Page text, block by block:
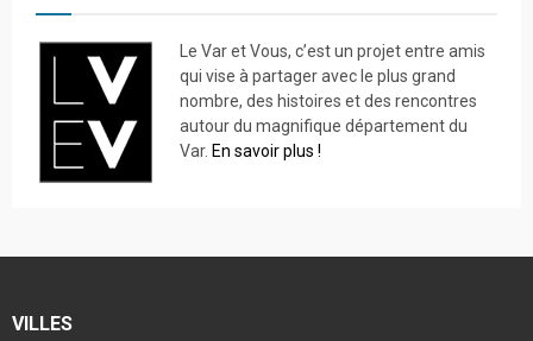
Le Var et Vous, c’est un projet entre amis
qui vise à partager avec le plus grand
nombre, des histoires et des rencontres
autour du magnifique département du
Var. En savoir plus !
VILLES